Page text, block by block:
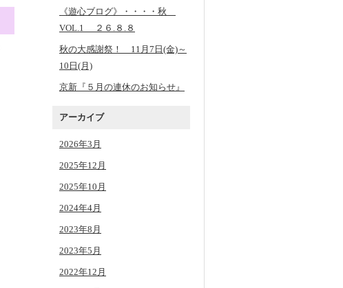
《遊心ブログ》・・・・秋
VOL.1 ２６.８.８
秋の大感謝祭！ 11月7日(金)～
10日(月)
京新『５月の連休のお知らせ』
アーカイブ
2026年3月
2025年12月
2025年10月
2024年4月
2023年8月
2023年5月
2022年12月